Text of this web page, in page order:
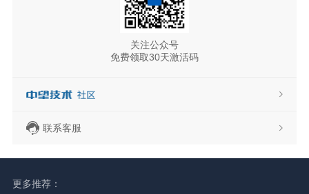
关注公众号
免费领取30天激活码
联系客服
更多推荐：